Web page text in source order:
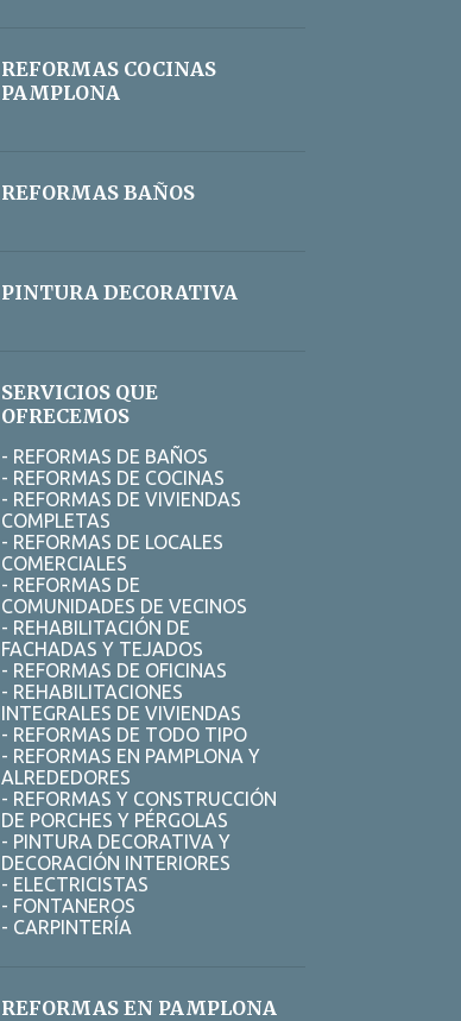
CONTROL DE PLAGAS CÓRDOBA
CRISTALERIA BLINDADA
DECAPADO PAMPLONA
DECORACION MINIMALISTA
DECORADORES DESAGÜES
DESATASCAR FREGADERO ALICANTE
DESATASCAR FREGADERO ELCHE
DESATASCAR FREGADERO PAMPLONA
DESATASCAR FREGADERO SEVILLA
DESATASCAR TUBERIA ALICANTE
DESATASCOS
DESATASCOS 24 HORAS ALICANTE
DESATASCOS 24 HORAS PAMPLONA
DESATASCOS 24 HORAS VALENCIA
DESATASCOS 24H ALCALÁ DE HENARES
DESATASCOS 24H ELCHE
DESATASCOS 24H PAMPLONA
REFORMAS COCINAS
PAMPLONA
REFORMAS BAÑOS
PINTURA DECORATIVA
SERVICIOS QUE
OFRECEMOS
- REFORMAS DE BAÑOS
- REFORMAS DE COCINAS
- REFORMAS DE VIVIENDAS
COMPLETAS
- REFORMAS DE LOCALES
COMERCIALES
- REFORMAS DE
COMUNIDADES DE VECINOS
- REHABILITACIÓN DE
FACHADAS Y TEJADOS
- REFORMAS DE OFICINAS
- REHABILITACIONES
INTEGRALES DE VIVIENDAS
- REFORMAS DE TODO TIPO
- REFORMAS EN PAMPLONA Y
ALREDEDORES
- REFORMAS Y CONSTRUCCIÓN
DE PORCHES Y PÉRGOLAS
- PINTURA DECORATIVA Y
DECORACIÓN INTERIORES
- ELECTRICISTAS
- FONTANEROS
- CARPINTERÍA
REFORMAS EN PAMPLONA